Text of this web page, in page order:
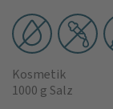
Kosmetik
1000 g Salz